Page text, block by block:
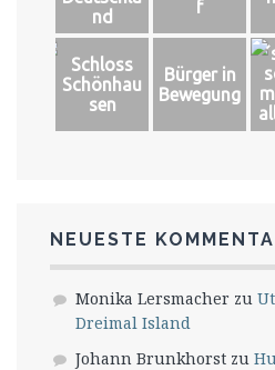
nd
f
Schloss
Schönhau
sen
Bürger in
Bewegung
NEUESTE
Monika Lersmacher zu
Dreimal Island
Johann Brunkhorst zu